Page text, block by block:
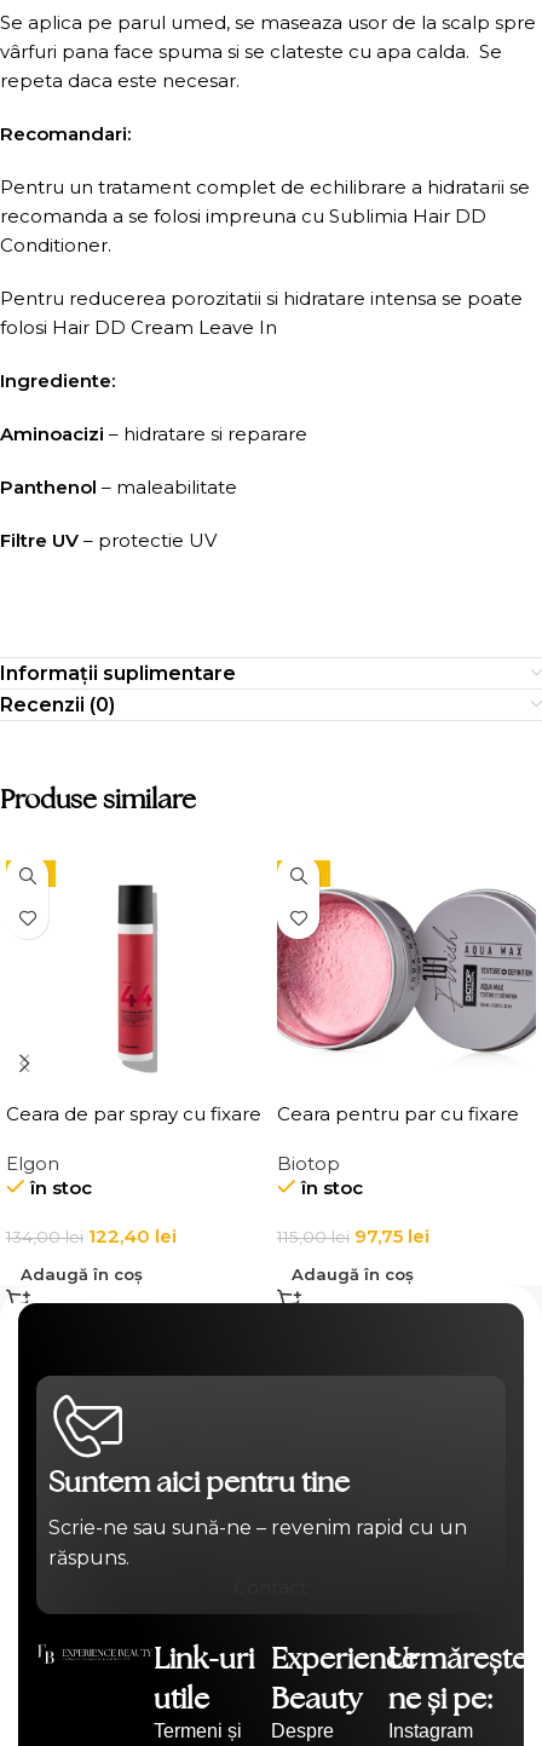
Se aplica pe parul umed, se maseaza usor de la scalp spre
vârfuri pana face spuma si se clateste cu apa calda. Se
repeta daca este necesar.
Recomandari:
Pentru un tratament complet de echilibrare a hidratarii se
recomanda a se folosi impreuna cu Sublimia Hair DD
Conditioner.
Pentru reducerea porozitatii si hidratare intensa se poate
folosi Hair DD Cream Leave In
Ingrediente:
Aminoacizi – hidratare si reparare
Panthenol – maleabilitate
Filtre UV – protectie UV
Informații suplimentare
Recenzii (0)
Produse similare
-9%
Ceara de par spray cu fixare
Hold Spray Wax
Elgon
în stoc
134,00lei 122,40 lei
Adaugă în coș
-15%
Ceara pentru par cu fixare
Texture Definition
Biotop
în stoc
115,00lei 97,75 lei
Adaugă în coș
Suntem aici pentru tine
Scrie-ne sau sună-ne – revenim rapid cu un
răspuns.
Link-uri
utile
Termeni și
Experience
Beauty
Despre
Urmărește-
ne și pe:
Instagram